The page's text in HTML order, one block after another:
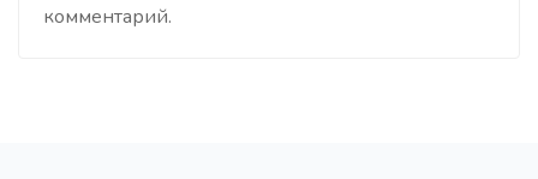
комментарий.